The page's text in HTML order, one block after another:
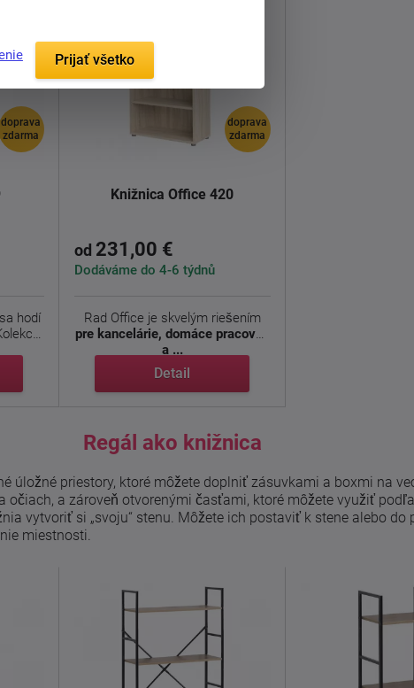
doprava
zdarma
hodí
doprava
zdarma
Knižnica Office 420
od 231,00 €
Dodáváme do 4-6 týdnů
Rad Office je skvelým riešením
pre kancelárie, domáce pracovne
a ...
Detail
Regál ako knižnica
úložné priestory, ktoré môžete doplniť zásuvkami a boxmi na
očiach, a zároveň otvorenými časťami, ktoré môžete využiť
vytvoriť si „svoju“ stenu. Môžete ich postaviť k stene alebo do
miestnosti.
Prijať všetko